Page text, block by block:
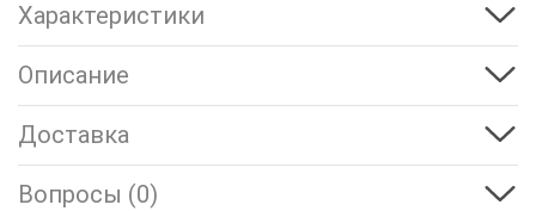
Характеристики
Описание
Доставка
Вопросы (0)